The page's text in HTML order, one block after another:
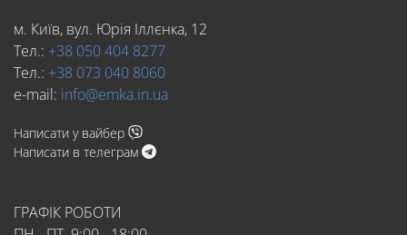
м. Київ, вул. Юрія Іллєнка, 12
Тел.: +38 050 404 8277
Тел.: +38 073 040 8060
e-mail: info@emka.in.ua
Написати у вайбер
Написати в телеграм
ГРАФІК РОБОТИ